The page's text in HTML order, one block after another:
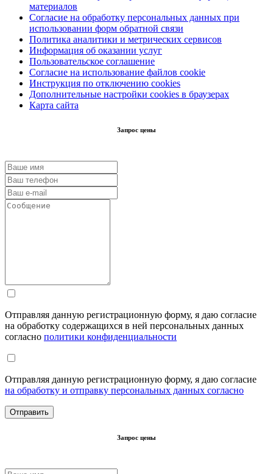
материалов
Согласие на обработку персональных данных при
использовании форм обратной связи
Политика аналитики и метрических сервисов
Информация об оказании услуг
Пользовательское соглашение
Согласие на использование файлов cookie
Инструкция по отключению cookies
Дополнительные настройки cookies в браузерах
Карта сайта
Запрос цены
Отправляя данную регистрационную форму, я даю согласие
на обработку содержащихся в ней персональных данных
согласно политики конфиденциальности
Отправляя данную регистрационную форму, я даю согласие
на обработку и отправку персональных данных согласно
Запрос цены